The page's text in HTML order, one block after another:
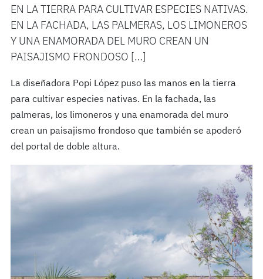
EN LA TIERRA PARA CULTIVAR ESPECIES NATIVAS.
EN LA FACHADA, LAS PALMERAS, LOS LIMONEROS
Y UNA ENAMORADA DEL MURO CREAN UN
PAISAJISMO FRONDOSO […]
La diseñadora Popi López puso las manos en la tierra
para cultivar especies nativas. En la fachada, las
palmeras, los limoneros y una enamorada del muro
crean un paisajismo frondoso que también se apoderó
del portal de doble altura.